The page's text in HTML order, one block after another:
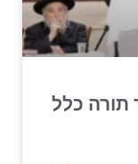
תורה כלל